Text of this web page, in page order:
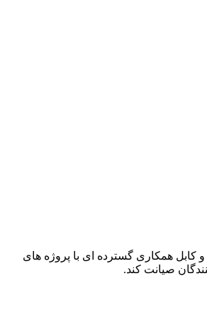
ارائه بهترین قیمت سیم و کابل همکاری گسترده ای با پروژه های
صیانت کند.